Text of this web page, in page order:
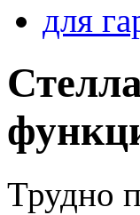
для
Трудно